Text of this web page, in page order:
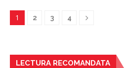
1 2 3 4
LECTURA RECOMANDATA